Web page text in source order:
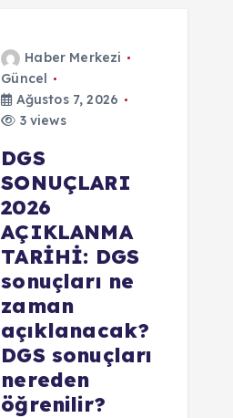
Haber Merkezi
Güncel
Ağustos 7, 2026
3 views
DGS
SONUÇLARI
2026
AÇIKLANMA
TARİHİ: DGS
sonuçları ne
zaman
açıklanacak?
DGS sonuçları
nereden
öğrenilir?